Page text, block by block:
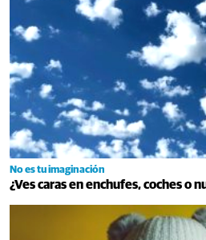
No es tu imaginación
¿Ves caras en enchufes, coches o